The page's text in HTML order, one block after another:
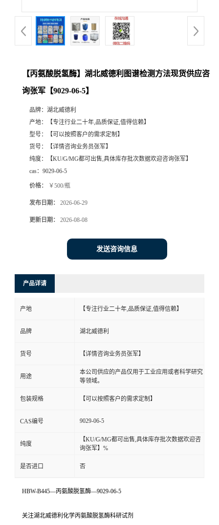
【丙氨酸脱氢酶】湖北威德利图谱检测方法现货供应咨
询张军【9029-06-5】
品牌： 湖北威德利
产地：
【专注行业二十年,品质保证,值得信赖】
型号：
【可以按照客户的需求定制】
货号：
【详情咨询业务员张军】
纯度：
【KU/G/MG都可出售,具体库存批次数据欢迎咨询张军】
cas： 9029-06-5
价格： ￥500/瓶
发布日期： 2026-06-29
更新日期： 2026-08-08
发送咨询信息
产品详请
产地 【专注行业二十年,品质保证,值得信赖】
品牌 湖北威德利
货号 【详情咨询业务员张军】
用途
本公司供应的产品仅用于工业应用或者科学研究
等领域。
包装规格 【可以按照客户的需求定制】
CAS编号 9029-06-5
纯度
【KU/G/MG都可出售,具体库存批次数据欢迎咨
询张军】%
是否进口 否
HBW-B445—丙氨酸脱氢酶—9029-06-5
关注湖北威德利化学丙氨酸脱氢酶科研试剂